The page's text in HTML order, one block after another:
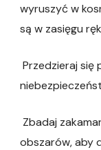
wyruszyć w
są w zasięgu
Przedzieraj się
Zbadaj
obszarów, aby